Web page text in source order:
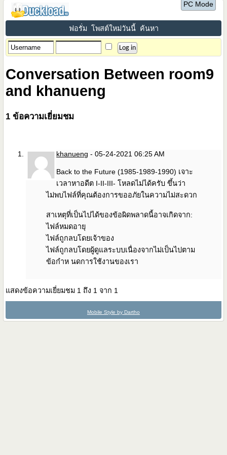
PC Mode
ฟอรั่ม โพสต์ใหม่วันนี้ ค้นหา
Conversation Between room9
and khanueng
1 ข้อความเยี่ยมชม
khanueng -05-24-202106:25 AM
Back to the Future (1985-1989-1990) เจาะ
เวลาหาอดีต I-II-III- โหลดไม่ได้ครับ ขึ้นว่า
ไม่พบไฟล์ที่คุณต้องการขออภัยในความไม่สะดวก
สาเหตุที่เป็นไปได้ของข้อผิดพลาดนี้อาจเกิดจาก:
ไฟล์หมดอายุ
ไฟล์ถูกลบโดยเจ้าของ
ไฟล์ถูกลบโดยผู้ดูแลระบบเนื่องจากไม่เป็นไปตาม
ข้อกำห นดการใช้งานของเรา
แสดงข้อความเยี่ยมชม 1 ถึง 1 จาก 1
Mobile Style by Dartho